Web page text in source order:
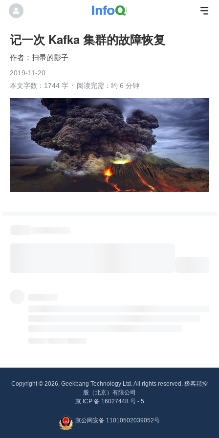
记一次 Kafka 集群的故障恢复
扫帚的影子
2019-11-20
本文字数：1744 字
阅读完需：约 6 分钟
Copyright © 2026, Geekbang Technology Ltd. All rights reserved. 极客邦控
股（北京）有限公司
京 ICP 备 16027448 号 - 5
京公网安备 11010502039052号